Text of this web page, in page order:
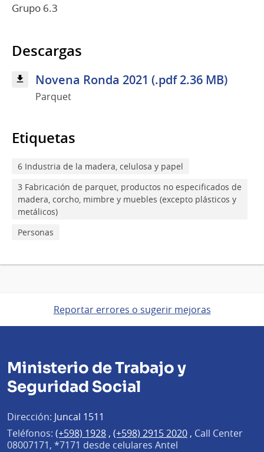
Grupo 6.3
Descargas
Novena Ronda 2021 (.pdf 2.36 MB)
Parquet
Etiquetas
6 Industria de la madera, celulosa y papel
3 Fabricación de parquet, productos no especificados de
madera, corcho, mimbre y muebles (excepto plásticos y
metálicos)
Personas
Reportar errores o sugerir mejoras
Ministerio de Trabajo y
Seguridad Social
Dirección: Juncal 1511
Teléfonos: (+598) 1928 , (+598) 2915 2020 , Call Center
08007171, *7171 desde celulares Antel